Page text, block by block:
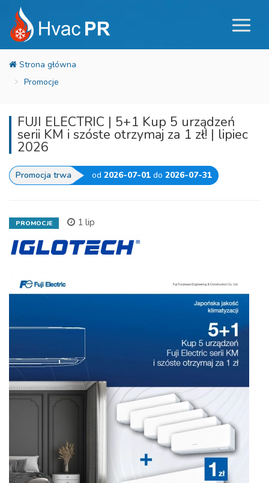
Promocje
FUJI ELECTRIC | 5+1 Kup 5 urządzeń
serii KM i szóste otrzymaj za 1 zł! | lipiec
2026
Promocja trwa od 2026-07-01 do 2026-07-31
PROMOCJE 1 lip